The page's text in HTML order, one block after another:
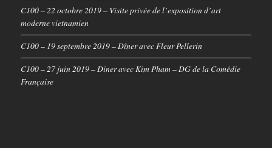
C100 – 22 octobre 2019 – Visite privée de l’exposition d’art
moderne vietnamien
C100 – 19 septembre 2019 – Dîner avec Fleur Pellerin
C100 – 27 juin 2019 – Diner avec Kim Pham – DG de la Comédie
Française